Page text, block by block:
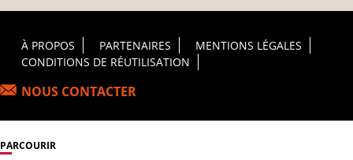
Footer Principal
À PROPOS PARTENAIRES
MENTIONS LÉGALES
CONDITIONS DE RÉUTILISATION
NOUS CONTACTER
PARCOURIR